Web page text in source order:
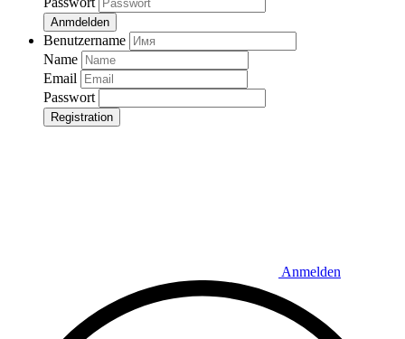
Anmdelden
Benutzername
Name
Email
Passwort
Registration
Anmelden